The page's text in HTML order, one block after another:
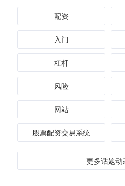
配资
入门
杠杆
风险
网站
股票配资交易系统
更多话题动